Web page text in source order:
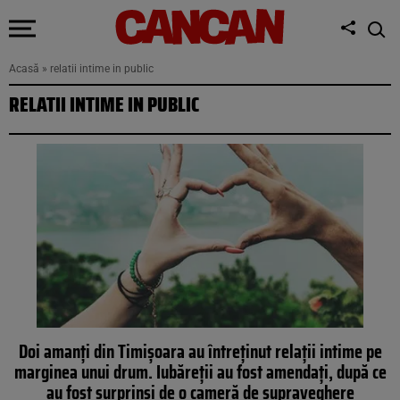
Acasă » relatii intime in public
RELATII INTIME IN PUBLIC
Doi amanți din Timișoara au întreținut relații intime pe
marginea unui drum. Iubăreții au fost amendați, după ce
au fost surprinși de o cameră de supraveghere